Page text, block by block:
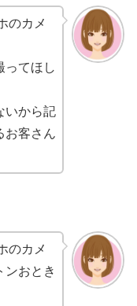
のカメ
ってほし
いから記
お客さん
のカメ
ンおとき